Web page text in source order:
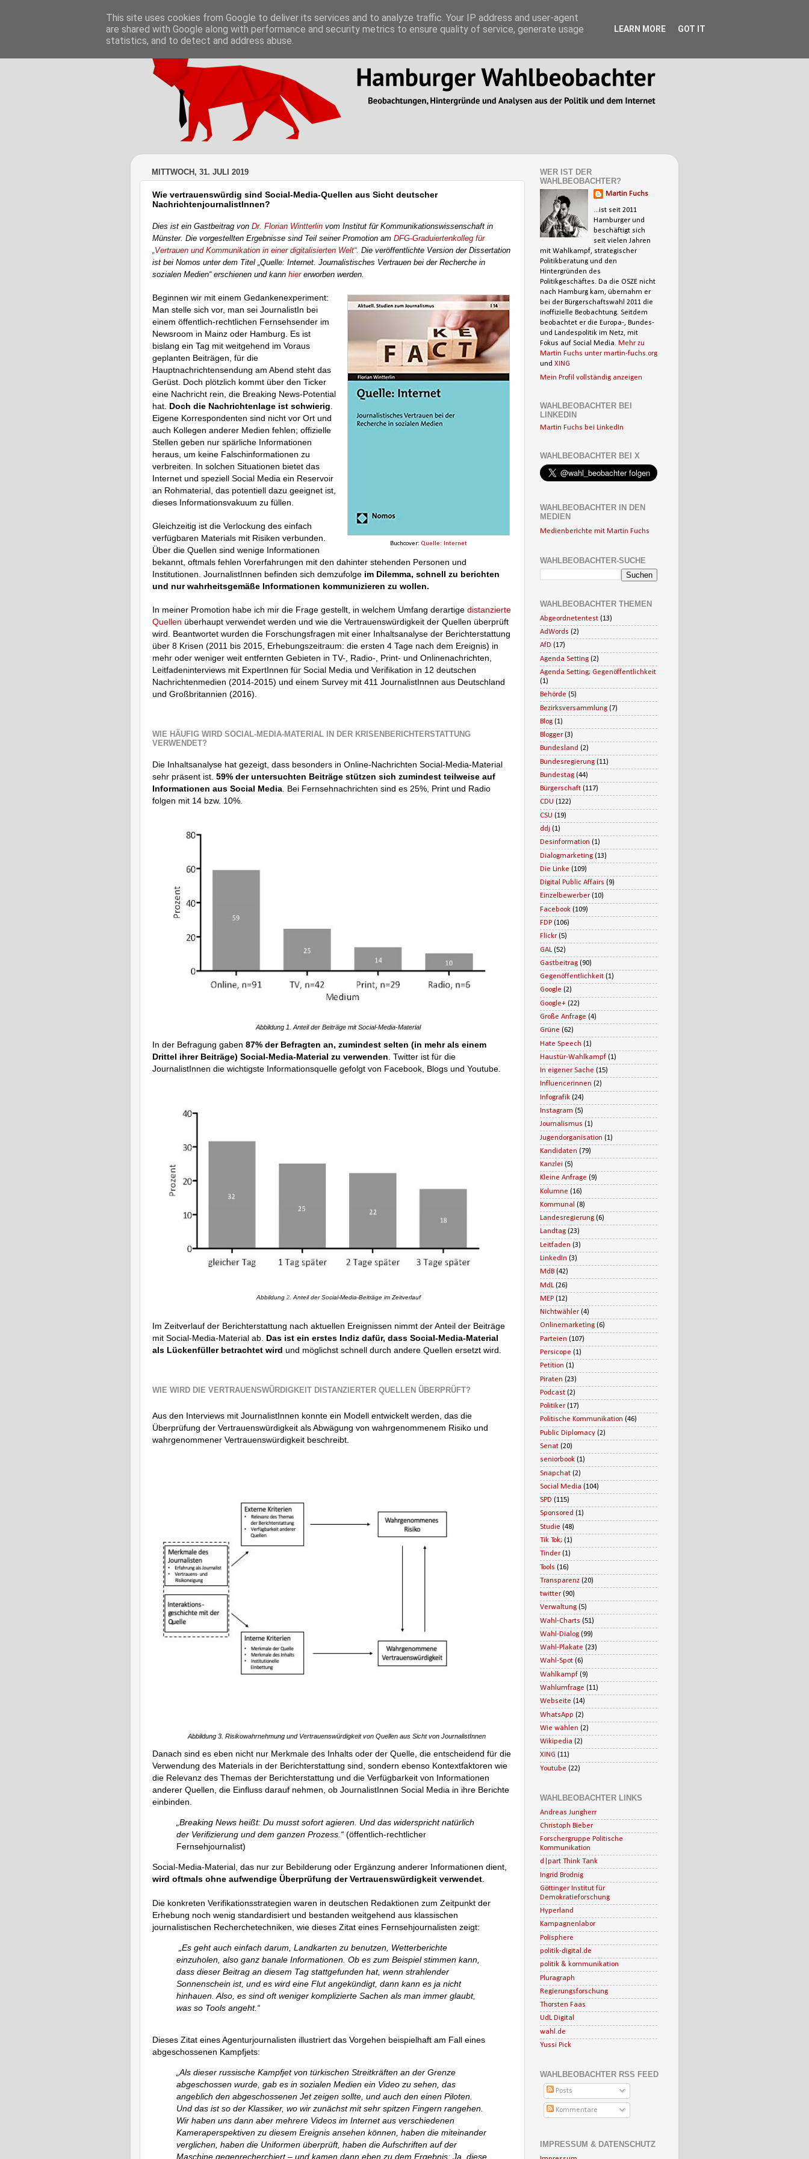
MITTWOCH, 31. JULI 2019
Wie vertrauenswürdig sind Social-Media-Quellen aus Sicht deutscher
NachrichtenjournalistInnen?
Dies ist ein Gastbeitrag von Dr. Florian Wintterlin vom Institut für Kommunikationswissenschaft in
Münster. Die vorgestellten Ergebnisse sind Teil seiner Promotion am DFG-Graduiertenkolleg für
„Vertrauen und Kommunikation in einer digitalisierten Welt“. Die veröffentlichte Version der Dissertation
ist bei Nomos unter dem Titel „Quelle: Internet. Journalistisches Vertrauen bei der Recherche in
sozialen Medien“ erschienen und kann hiererworben werden.
Buchcover: Quelle: Internet
Beginnen wir mit einem Gedankenexperiment:
Man stelle sich vor, man sei JournalistIn bei
einem öffentlich-rechtlichen Fernsehsender im
Newsroom in Mainz oder Hamburg. Es ist
bislang ein Tag mit weitgehend im Voraus
geplanten Beiträgen, für die
Hauptnachrichtensendung am Abend steht das
Gerüst. Doch plötzlich kommt über den Ticker
eine Nachricht rein, die Breaking News-Potential
hat. Doch die Nachrichtenlage ist schwierig
Eigene Korrespondenten sind nicht vor Ort und
auch Kollegen anderer Medien fehlen; offizielle
Stellen geben nur spärliche Informationen
heraus, um keine Falschinformationen zu
verbreiten. In solchen Situationen bietet das
Internet und speziell Social Media ein Reservoir
an Rohmaterial, das potentiell dazu geeignet ist,
dieses Informationsvakuum zu füllen.
Gleichzeitig ist die Verlockung des einfach
verfügbaren Materials mit Risiken verbunden.
Über die Quellen sind wenige Informationen
bekannt, oftmals fehlen Vorerfahrungen mit den dahinter stehenden Personen und
Institutionen. JournalistInnen befinden sich demzufolge im Dilemma, schnell zu berichten
und nur wahrheitsgemäße Informationen kommunizieren zu wollen.
In meiner Promotion habe ich mir die Frage gestellt, in welchem Umfang derartige distanzierte
Quellen überhaupt verwendet werden und wie die Vertrauenswürdigkeit der Quellen überprüft
wird. Beantwortet wurden die Forschungsfragen mit einer Inhaltsanalyse der Berichterstattung
über 8 Krisen (2011 bis 2015, Erhebungszeitraum: die ersten 4 Tage nach dem Ereignis) in
mehr oder weniger weit entfernten Gebieten in TV-, Radio-, Print- und Onlinenachrichten,
Leitfadeninterviews mit ExpertInnen für Social Media und Verifikation in 12 deutschen
Nachrichtenmedien (2014-2015) und einem Survey mit 411 JournalistInnen aus Deutschland
und Großbritannien (2016).
WIE HÄUFIG WIRD SOCIAL-MEDIA-MATERIAL IN DER KRISENBERICHTERSTATTUNG
VERWENDET?
Die Inhaltsanalyse hat gezeigt, dass besonders in Online-Nachrichten Social-Media-Material
sehr präsent ist. 59% der untersuchten Beiträge stützen sich zumindest teilweise auf
Informationen aus Social Media . Bei Fernsehnachrichten sind es 25%, Print und Radio
folgen mit 14 bzw. 10%.
Abbildung 1. Anteil der Beiträge mit Social-Media-Material
In der Befragung gaben 87% der Befragten an, zumindest selten (in mehr als einem
Drittel ihrer Beiträge) Social-Media-Material zu verwenden . Twitter ist für die
JournalistInnen die wichtigste Informationsquelle gefolgt von Facebook, Blogs und Youtube.
Abbildung 2. Anteil der Social-Media-Beiträge im Zeitverlauf
Im Zeitverlauf der Berichterstattung nach aktuellen Ereignissen nimmt der Anteil der Beiträge
mit Social-Media-Material ab. Das ist ein erstes Indiz dafür, dass Social-Media-Material
als Lückenfüller betrachtet wird und möglichst schnell durch andere Quellen ersetzt wird.
WIE WIRD DIE VERTRAUENSWÜRDIGKEIT DISTANZIERTER QUELLEN ÜBERPRÜFT?
Aus den Interviews mit JournalistInnen konnte ein Modell entwickelt werden, das die
Überprüfung der Vertrauenswürdigkeit als Abwägung von wahrgenommenem Risiko und
wahrgenommener Vertrauenswürdigkeit beschreibt.
Abbildung 3. Risikowahrnehmung und Vertrauenswürdigkeit von Quellen aus Sicht von JournalistInnen
Danach sind es eben nicht nur Merkmale des Inhalts oder der Quelle, die entscheidend für die
Verwendung des Materials in der Berichterstattung sind, sondern ebenso Kontextfaktoren wie
die Relevanz des Themas der Berichterstattung und die Verfügbarkeit von Informationen
anderer Quellen, die Einfluss darauf nehmen, ob JournalistInnen Social Media in ihre Berichte
einbinden.
„Breaking News heißt: Du musst sofort agieren. Und das widerspricht natürlich
der Verifizierung und dem ganzen Prozess.“ (öffentlich-rechtlicher
Fernsehjournalist)
Social-Media-Material, das nur zur Bebilderung oder Ergänzung anderer Informationen dient,
wird oftmals ohne aufwendige Überprüfung der Vertrauenswürdigkeit verwendet
Die konkreten Verifikationsstrategien waren in deutschen Redaktionen zum Zeitpunkt der
Erhebung noch wenig standardisiert und bestanden weitgehend aus klassischen
journalistischen Recherchetechniken, wie dieses Zitat eines Fernsehjournalisten zeigt:
„Es geht auch einfach darum, Landkarten zu benutzen, Wetterberichte
einzuholen, also ganz banale Informationen. Ob es zum Beispiel stimmen kann,
dass dieser Beitrag an diesem Tag stattgefunden hat, wenn strahlender
Sonnenschein ist, und es wird eine Flut angekündigt, dann kann es ja nicht
hinhauen. Also, es sind oft weniger komplizierte Sachen als man immer glaubt,
was so Tools angeht.“
Dieses Zitat eines Agenturjournalisten illustriert das Vorgehen beispielhaft am Fall eines
abgeschossenen Kampfjets:
„Als dieser russische Kampfjet von türkischen Streitkräften an der Grenze
abgeschossen wurde, gab es in sozialen Medien ein Video zu sehen, das
angeblich den abgeschossenen Jet zeigen sollte, und auch den einen Piloten.
Und das ist so der Klassiker, wo wir zunächst mit sehr spitzen Fingern rangehen.
Wir haben uns dann aber mehrere Videos im Internet aus verschiedenen
Kameraperspektiven zu diesem Ereignis ansehen können, haben die miteinander
verglichen, haben die Uniformen überprüft, haben die Aufschriften auf der
Maschine gegenrecherchiert – und kamen dann eben zu dem Ergebnis: Ja, diese
WER IST DER
WAHLBEOBACHTER?
Martin Fuchs
...ist seit 2011
Hamburger und
beschäftigt sich
seit vielen Jahren
mit Wahlkampf, strategischer
Politikberatung und den
Hintergründen des
Politikgeschäftes. Da die OSZE nicht
nach Hamburg kam, übernahm er
bei der Bürgerschaftswahl 2011 die
inoffizielle Beobachtung. Seitdem
beobachtet er die Europa-, Bundes-
und Landespolitik im Netz, mit
Fokus auf Social Media. Mehr zu
Martin Fuchs unter martin-fuchs.org
und XING
Mein Profil vollständig anzeigen
WAHLBEOBACHTER BEI
LINKEDIN
Martin Fuchs bei LinkedIn
WAHLBEOBACHTER BEI X
WAHLBEOBACHTER IN DEN
MEDIEN
Medienberichte mit Martin Fuchs
WAHLBEOBACHTER-SUCHE
WAHLBEOBACHTER THEMEN
Abgeordnetentest (13)
AdWords (2)
AfD (17)
Agenda Setting (2)
Agenda Setting; Gegenöffentlichkeit
(1)
Behörde (5)
Bezirksversammlung (7)
Blog (1)
Blogger (3)
Bundesland (2)
Bundesregierung (11)
Bundestag (44)
Bürgerschaft (117)
CDU (122)
CSU (19)
ddj (1)
Desinformation (1)
Dialogmarketing (13)
Die Linke (109)
Digital Public Affairs (9)
Einzelbewerber (10)
Facebook (109)
FDP (106)
Flickr (5)
GAL (52)
Gastbeitrag (90)
Gegenöffentlichkeit (1)
Google (2)
Google+ (22)
Große Anfrage (4)
Grüne (62)
Hate Speech (1)
Haustür-Wahlkampf (1)
In eigener Sache (15)
Influencerinnen (2)
Infografik (24)
Instagram (5)
Journalismus (1)
Jugendorganisation (1)
Kandidaten (79)
Kanzlei (5)
Kleine Anfrage (9)
Kolumne (16)
Kommunal (8)
Landesregierung (6)
Landtag (23)
Leitfaden (3)
LinkedIn (3)
MdB (42)
MdL (26)
MEP (12)
Nichtwähler (4)
Onlinemarketing (6)
Parteien (107)
Persicope (1)
Petition (1)
Piraten (23)
Podcast (2)
Politiker (17)
Politische Kommunikation (46)
Public Diplomacy (2)
Senat (20)
seniorbook (1)
Snapchat (2)
Social Media (104)
SPD (115)
Sponsored (1)
Studie (48)
Tik Tok; (1)
Tinder (1)
Tools (16)
Transparenz (20)
twitter (90)
Verwaltung (5)
Wahl-Charts (51)
Wahl-Dialog (99)
Wahl-Plakate (23)
Wahl-Spot (6)
Wahlkampf (9)
Wahlumfrage (11)
Webseite (14)
WhatsApp (2)
Wie wählen (2)
Wikipedia (2)
XING (11)
Youtube (22)
WAHLBEOBACHTER LINKS
Andreas Jungherr
Christoph Bieber
Forschergruppe Politische
Kommunikation
d|part Think Tank
Ingrid Brodnig
Göttinger Institut für
Demokratieforschung
Hyperland
Kampagnenlabor
Polisphere
politik-digital.de
politik & kommunikation
Pluragraph
Regierungsforschung
Thorsten Faas
UdL Digital
wahl.de
Yussi Pick
WAHLBEOBACHTER RSS FEED
Posts
Kommentare
IMPRESSUM & DATENSCHUTZ
This site uses cookies from Google to deliver its services and to analyze traffic. Your IP address and user-agent
are shared with Google along with performance and security metrics to ensure quality of service, generate usage
statistics, and to detect and address abuse.
LEARN MORE GOT IT